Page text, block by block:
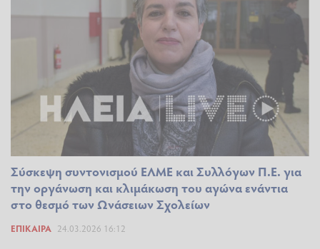
Σύσκεψη συντονισμού ΕΛΜΕ και Συλλόγων Π.Ε. για
την οργάνωση και κλιμάκωση του αγώνα ενάντια
στο θεσμό των Ωνάσειων Σχολείων
ΕΠΊΚΑΙΡΑ 24.03.2026 16:12